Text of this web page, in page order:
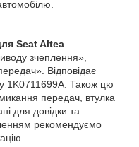
Seat Altea —
зчеплення»,
Відповідає
1K0711699A. Також цю
передач, втулка
для довідки та
рекомендуємо